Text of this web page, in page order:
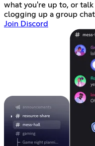
what you're up to, or
clogging up a group
Join Discord